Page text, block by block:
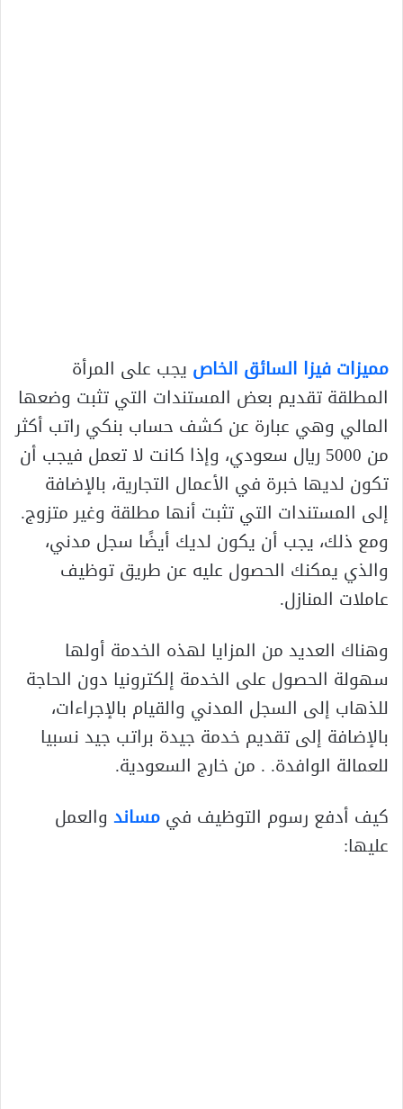
مميزات فيزا السائق الخاص يجب على المرأة
المطلقة تقديم بعض المستندات التي تثبت وضعها
المالي وهي عبارة عن كشف حساب بنكي راتب أكثر
من 5000 ريال سعودي، وإذا كانت لا تعمل فيجب أن
تكون لديها خبرة في الأعمال التجارية، بالإضافة
إلى المستندات التي تثبت أنها مطلقة وغير متزوج.
ومع ذلك، يجب أن يكون لديك أيضًا سجل مدني،
والذي يمكنك الحصول عليه عن طريق توظيف
عاملات المنازل.
وهناك العديد من المزايا لهذه الخدمة أولها
سهولة الحصول على الخدمة إلكترونيا دون الحاجة
للذهاب إلى السجل المدني والقيام بالإجراءات،
بالإضافة إلى تقديم خدمة جيدة براتب جيد نسبيا
للعمالة الوافدة. . من خارج السعودية.
كيف أدفع رسوم التوظيف فيمساند والعمل
عليها: